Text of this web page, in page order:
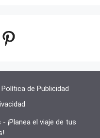
Pinterest
Política de Publicidad
¡Planea el viaje de tus